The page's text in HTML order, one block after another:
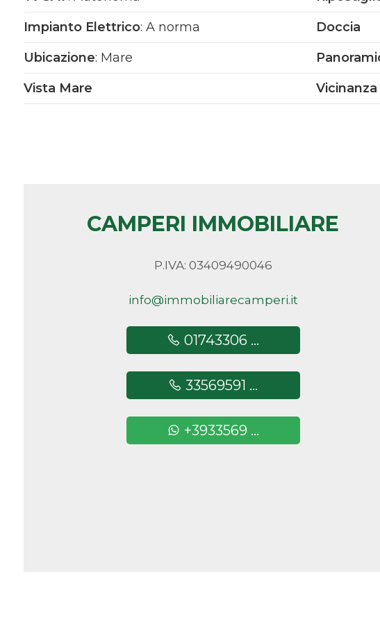
Impianto Elettrico: A norma Doccia
Ubicazione: Mare
Vista Mare
CAMPERI IMMOBILIARE
P.IVA: 03409490046
info@immobiliarecamperi.it
01743306 ...
33569591 ...
+3933569 ...
Qualsiasi
1